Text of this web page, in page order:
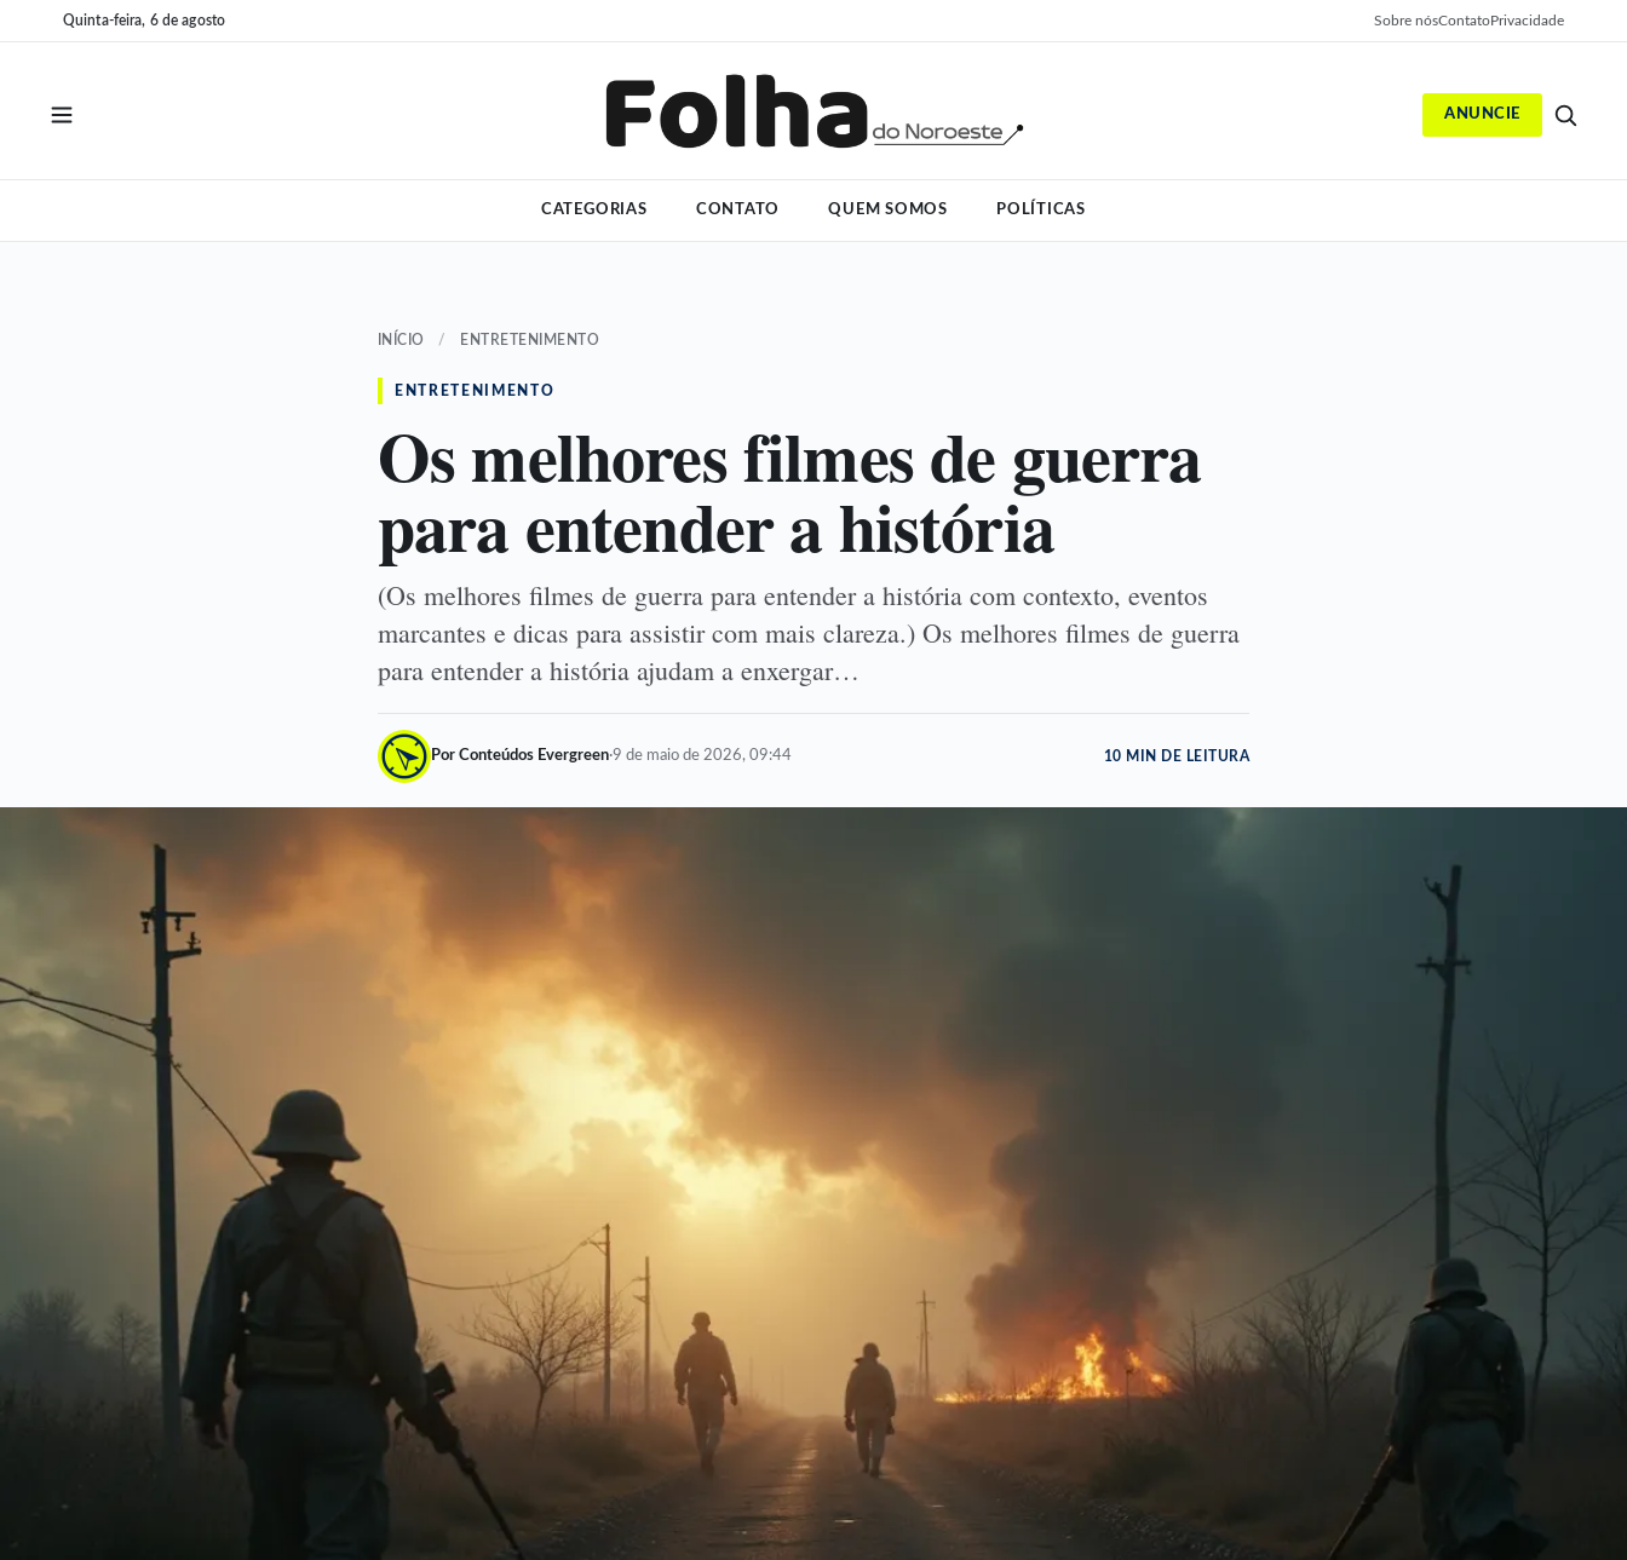
para
para
Quinta-feira, 6 de agosto Sobre nósContatoPrivacidade
ANUNCIE
CATEGORIAS CONTATO QUEM SOMOS POLÍTICAS
INÍCIO / ENTRETENIMENTO
ENTRETENIMENTO
Os melhores filmes de guerra
para entender a história
(Os melhores filmes de guerra para entender a história com contexto, eventos
marcantes e dicas para assistir com mais clareza.) Os melhores filmes de guerra
para entender a história ajudam a enxergar…
Por Conteúdos Evergreen·9 de maio de 2026, 09:44 10 MIN DE LEITURA